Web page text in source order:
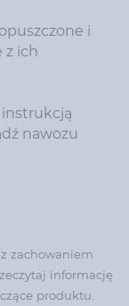
i
z ich
nawozu
zachowaniem
informację
produktu.